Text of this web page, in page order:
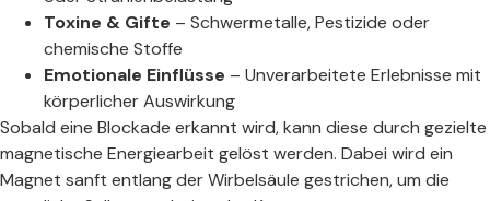
Toxine & Gifte – Schwermetalle, Pestizide oder
chemische Stoffe
Emotionale Einflüsse – Unverarbeitete Erlebnisse mit
körperlicher Auswirkung
Sobald eine Blockade erkannt wird, kann diese durch gezielte
magnetische Energiearbeit gelöst werden. Dabei wird ein
Magnet sanft entlang der Wirbelsäule gestrichen, um die